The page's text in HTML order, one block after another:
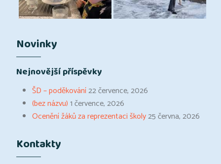
Novinky
Nejnovější příspěvky
ŠD – poděkování22 července, 2026
(bez názvu)1 července, 2026
Ocenění žáků za reprezentaci školy25 června, 2026
Kontakty